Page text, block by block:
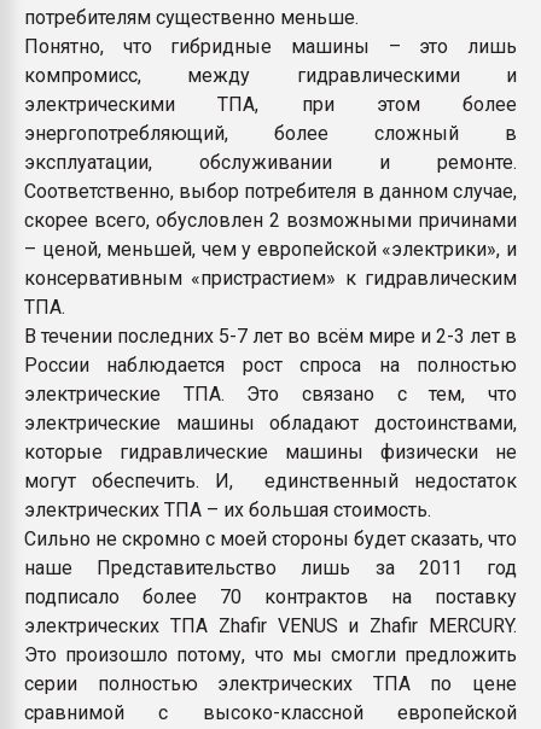
потребителям существенно меньше.
Понятно, что гибридные машины – это лишь
компромисс, между гидравлическими и
электрическими ТПА, при этом более
энергопотребляющий, более сложный в
эксплуатации, обслуживании и ремонте.
Соответственно, выбор потребителя в данном случае,
скорее всего, обусловлен 2 возможными причинами
– ценой, меньшей, чем у европейской «электрики», и
консервативным «пристрастием» к гидравлическим
ТПА.
В течении последних 5-7 лет во всём мире и 2-3 лет в
России наблюдается рост спроса на полностью
электрические ТПА. Это связано с тем, что
электрические машины обладают достоинствами,
которые гидравлические машины физически не
могут обеспечить. И, единственный недостаток
электрических ТПА – их большая стоимость.
Сильно не скромно с моей стороны будет сказать, что
наше Представительство лишь за 2011 год
подписало более 70 контрактов на поставку
электрических ТПА Zhafir VENUS и Zhafir MERCURY.
Это произошло потому, что мы смогли предложить
серии полностью электрических ТПА по цене
сравнимой с высоко-классной европейской